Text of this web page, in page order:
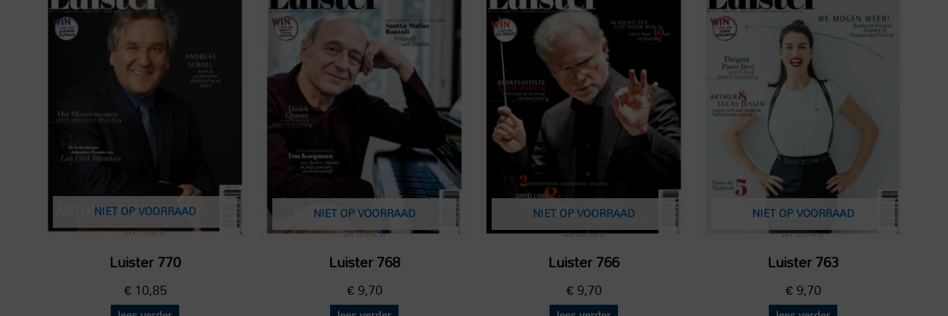
NIET OP VOORRAAD
Luister 770
€10,85
NIET OP VOORRAAD
Luister 768
€9,70
NIET OP VOORRAAD
Luister 766
€9,70
NIET OP VOORRAAD
Luister 763
€9,70